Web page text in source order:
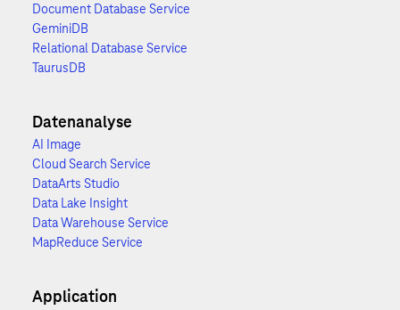
Document Database Service
GeminiDB
Relational Database Service
TaurusDB
Datenanalyse
AI Image
Cloud Search Service
DataArts Studio
Data Lake Insight
Data Warehouse Service
MapReduce Service
Application